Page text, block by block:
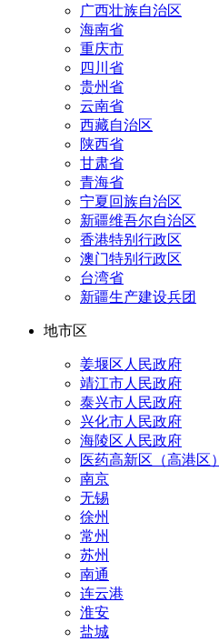
广西壮族自治区
海南省
重庆市
四川省
贵州省
云南省
西藏自治区
陕西省
甘肃省
青海省
宁夏回族自治区
新疆维吾尔自治区
香港特别行政区
澳门特别行政区
台湾省
新疆生产建设兵团
地市区
姜堰区人民政府
靖江市人民政府
泰兴市人民政府
兴化市人民政府
海陵区人民政府
医药高新区（高港区）
南京
无锡
徐州
常州
苏州
南通
连云港
淮安
盐城